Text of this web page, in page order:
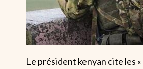
Le président kenyan cite les